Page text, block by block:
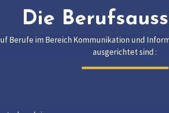
Die
Berufe im Bereich Kommunikation und
ausgerichtet sind :